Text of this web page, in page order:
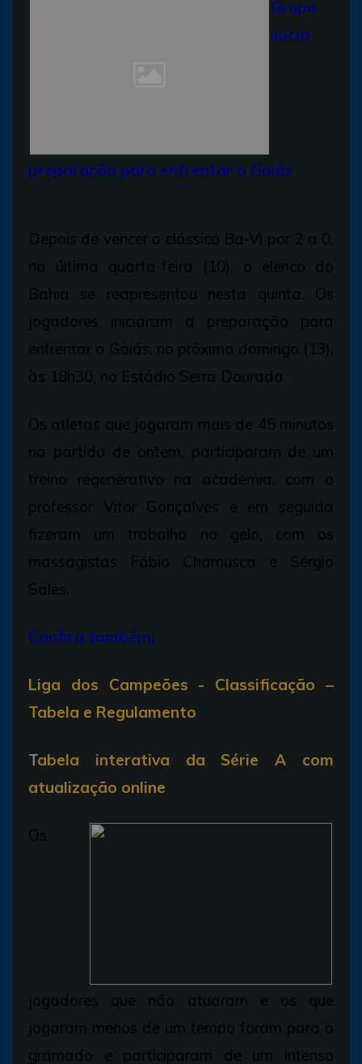
Grupo
inicia
preparação para enfrentar o Goiás
Depois de vencer o clássico Ba-Vi por 2 a 0,
na última quarta-feira (10), o elenco do
Bahia se reapresentou nesta quinta. Os
jogadores iniciaram a preparação para
enfrentar o Goiás, no próximo domingo (13),
às 18h30, no Estádio Serra Dourada.
Os atletas que jogaram mais de 45 minutos
na partida de ontem, participaram de um
treino regenerativo na academia, com o
professor Vitor Gonçalves e em seguida
fizeram um trabalho no gelo, com os
massagistas Fábio Chamusca e Sérgio
Sales.
Confira também:
Liga dos Campeões - Classificação –
Tabela e Regulamento
Tabela interativa da Série A com
atualização online
Os
jogadores que não atuaram e os que
jogaram menos de um tempo foram para o
gramado e participaram de um intenso